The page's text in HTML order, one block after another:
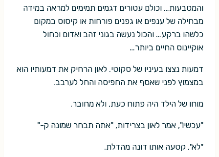
והמטבעות… וכולם עטורים דגמים תמימים למראה במידה
מבחילה של ענפים או גפנים פורחות או קיסוס במקום
כלשהו ברקע… והכול נעשה בגוני זהב ואדום וכחול
אוקיינוס החיים ביותר…
דמעות נצצו בעיניו של סקוטי. לאון הרחיק את דמעותיו הוא
במצמוץ לפני שאסף את החפיסה והחל לערבב.
מוחו של הילד היה פתוח כעת, ולא מחובר.
"עכשיו", אמר לאון בצרידות, "אתה תבחר שמונה ק-"
"לא", קטעה אותו דונה מהדלת.